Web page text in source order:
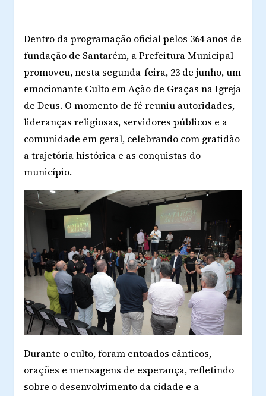
Dentro da programação oficial pelos 364 anos de
fundação de Santarém, a Prefeitura Municipal
promoveu, nesta segunda-feira, 23 de junho, um
emocionante Culto em Ação de Graças na Igreja
de Deus. O momento de fé reuniu autoridades,
lideranças religiosas, servidores públicos e a
comunidade em geral, celebrando com gratidão
a trajetória histórica e as conquistas do
município.
Durante o culto, foram entoados cânticos,
orações e mensagens de esperança, refletindo
sobre o desenvolvimento da cidade e a